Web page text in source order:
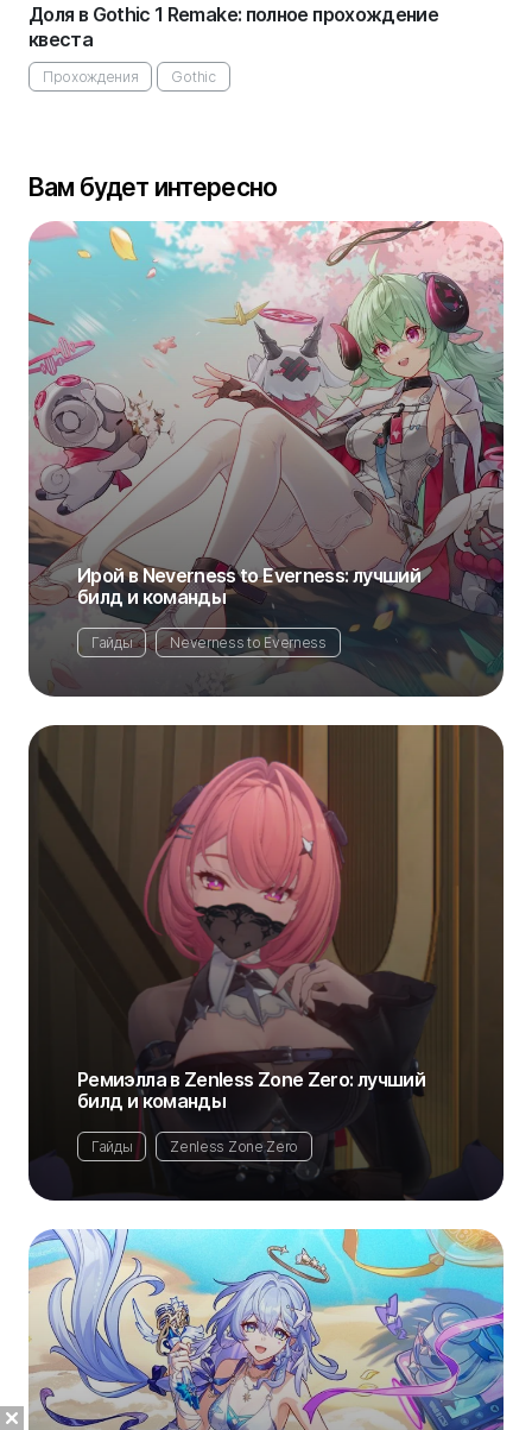
Доля в Gothic 1 Remake: полное прохождение
квеста
Прохождения Gothic
Вам будет интересно
Ирой в Neverness to Everness: лучший
билд и команды
Гайды Neverness to Everness
Ремиэлла в Zenless Zone Zero: лучший
билд и команды
Гайды Zenless Zone Zero